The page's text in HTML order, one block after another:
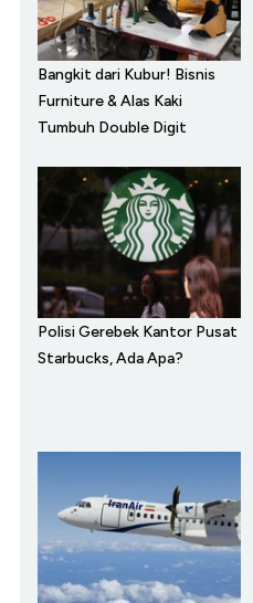
Bangkit dari Kubur! Bisnis
Furniture & Alas Kaki
Tumbuh Double Digit
Polisi Gerebek Kantor Pusat
Starbucks, Ada Apa?